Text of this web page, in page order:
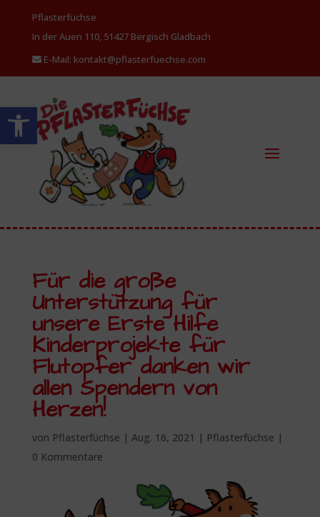
Werkzeugleiste öffnen
Pflasterfüchse
In der Auen 110, 51427 Bergisch Gladbach
E-Mail: kontakt@pflasterfuechse.com
Für die große
Unterstützung für
unsere Erste Hilfe
Kinderprojekte für
Flutopfer danken wir
allen Spendern von
Herzen!
von Pflasterfüchse | Aug. 16, 2021 | Pflasterfüchse |
0 Kommentare